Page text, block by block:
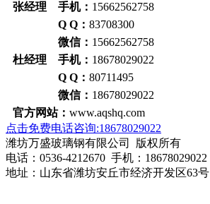
张经理 手机： 15662562758
Q Q： 83708300
微信： 15662562758
杜经理 手机： 18678029022
Q Q： 80711495
微信： 18678029022
官方网站： www.aqshq.com
点击免费电话咨询:18678029022
潍坊万盛玻璃钢有限公司 版权所有
电话：0536-4212670 手机：18678029022
地址：山东省潍坊安丘市经济开发区63号